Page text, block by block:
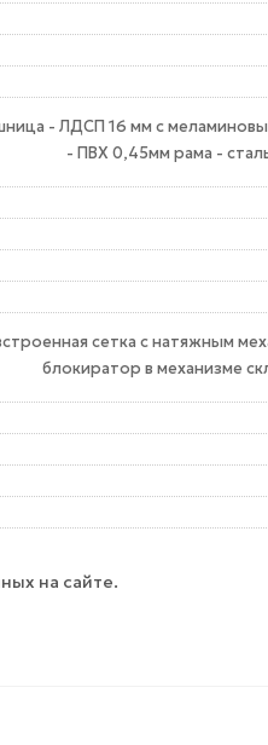
- ЛДСП 16 мм с
- ПВХ 0,45мм рама -
сетка с натяжным
блокиратор в механизме
на сайте.